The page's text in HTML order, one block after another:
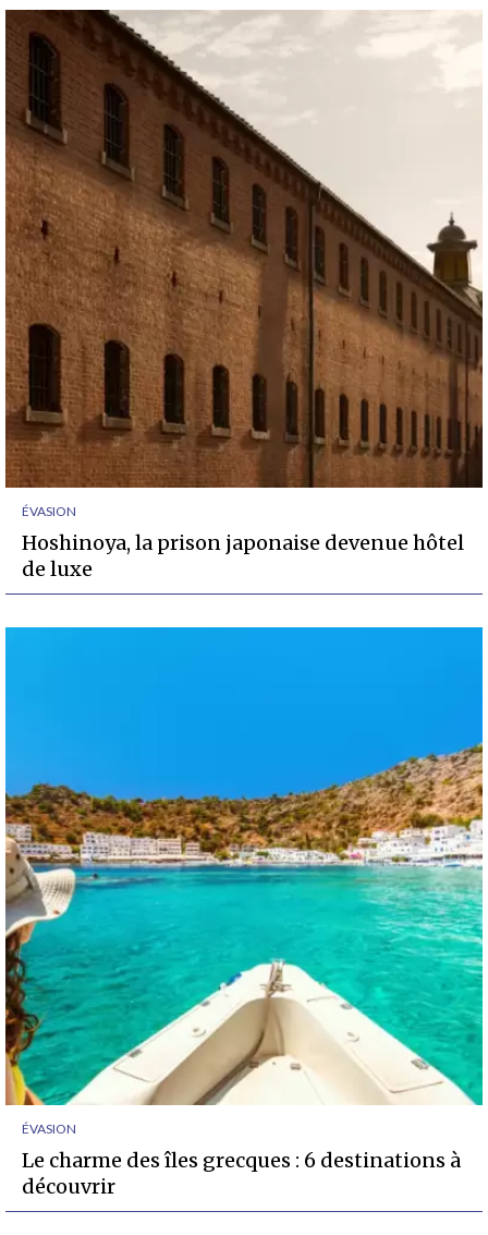
ÉVASION
Hoshinoya, la prison japonaise devenue hôtel
de luxe
ÉVASION
Le charme des îles grecques : 6 destinations à
découvrir